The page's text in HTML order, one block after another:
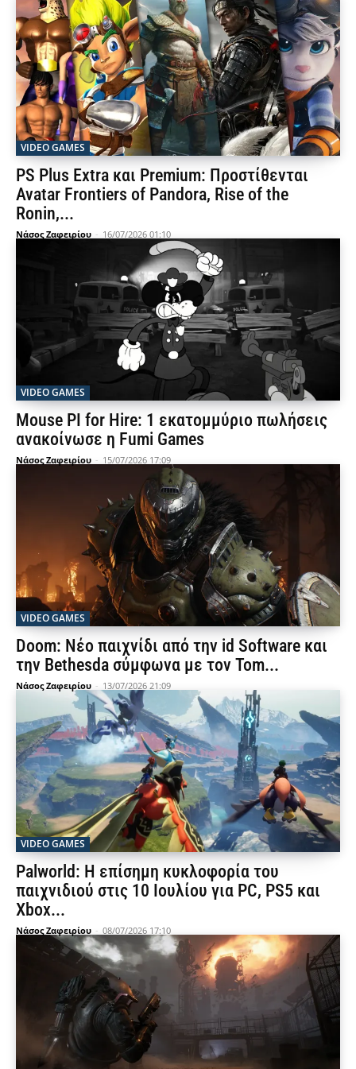
VIDEO GAMES
PS Plus Extra και Premium: Προστίθενται
Avatar Frontiers of Pandora, Rise of the
Ronin,...
Νάσος Ζαφειρίου - 16/07/2026 01:10
VIDEO GAMES
Mouse PI for Hire: 1 εκατομμύριο πωλήσεις
ανακοίνωσε η Fumi Games
Νάσος Ζαφειρίου - 15/07/2026 17:09
VIDEO GAMES
Doom: Νέο παιχνίδι από την id Software και
την Bethesda σύμφωνα με τον Tom...
Νάσος Ζαφειρίου - 13/07/2026 21:09
VIDEO GAMES
Palworld: Η επίσημη κυκλοφορία του
παιχνιδιού στις 10 Ιουλίου για PC, PS5 και
Xbox...
Νάσος Ζαφειρίου - 08/07/2026 17:10